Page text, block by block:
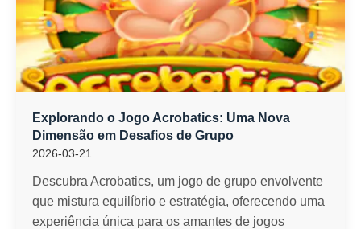
Explorando o Jogo Acrobatics: Uma Nova
Dimensão em Desafios de Grupo
2026-03-21
Descubra Acrobatics, um jogo de grupo envolvente
que mistura equilíbrio e estratégia, oferecendo uma
experiência única para os amantes de jogos